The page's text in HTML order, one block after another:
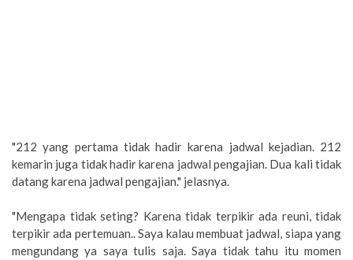
"212 yang pertama tidak hadir karena jadwal kejadian. 212
kemarin juga tidak hadir karena jadwal pengajian. Dua kali tidak
datang karena jadwal pengajian." jelasnya.
"Mengapa tidak seting? Karena tidak terpikir ada reuni, tidak
terpikir ada pertemuan.. Saya kalau membuat jadwal, siapa yang
mengundang ya saya tulis saja. Saya tidak tahu itu momen